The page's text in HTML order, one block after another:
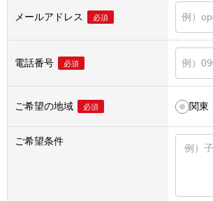
メールアドレス 必須
電話番号 必須
ご希望の地域 必須 関東
ご希望条件